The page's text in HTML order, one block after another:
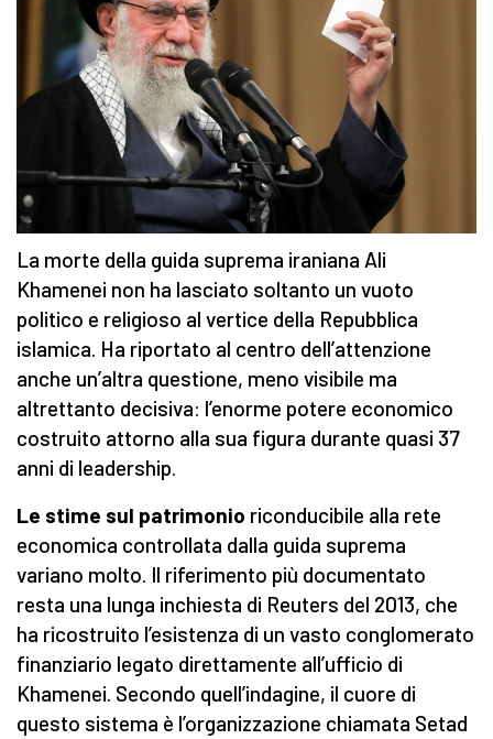
La morte della guida suprema iraniana Ali
Khamenei non ha lasciato soltanto un vuoto
politico e religioso al vertice della Repubblica
islamica. Ha riportato al centro dell’attenzione
anche un’altra questione, meno visibile ma
altrettanto decisiva: l’enorme potere economico
costruito attorno alla sua figura durante quasi 37
anni di leadership.
Le stime sul patrimonio riconducibile alla rete
economica controllata dalla guida suprema
variano molto. Il riferimento più documentato
resta una lunga inchiesta di Reuters del 2013, che
ha ricostruito l’esistenza di un vasto conglomerato
finanziario legato direttamente all’ufficio di
Khamenei. Secondo quell’indagine, il cuore di
questo sistema è l’organizzazione chiamata Setad